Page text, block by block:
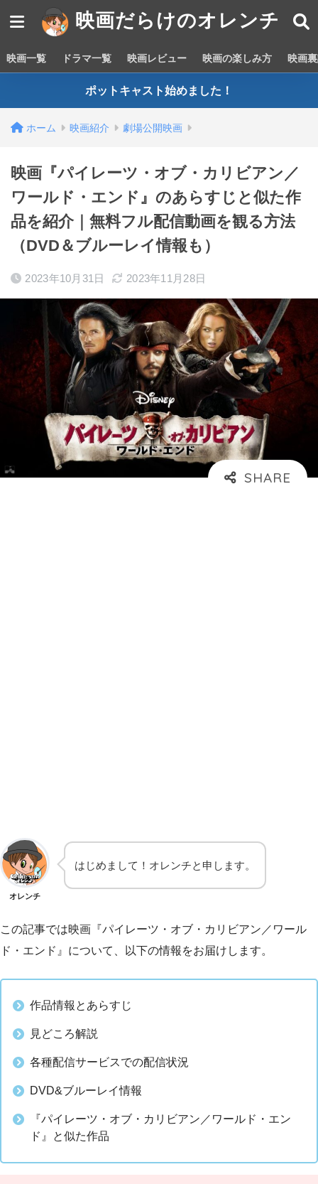
映画だらけのオレンチ
映画一覧 ドラマ一覧 映画レビュー 映画の楽しみ方 映画
ポットキャスト始めました！
ホーム 映画紹介 劇場公開映画
映画『パイレーツ・オブ・カリビアン／
ワールド・エンド』のあらすじと似た作
品を紹介｜無料フル配信動画を観る方法
（DVD＆ブルーレイ情報も）
2023年10月31日 2023年11月28日
オレンチ
はじめまして！オレンチと申します。
この記事では映画『パイレーツ・オブ・カリビアン／ワール
ド・エンド』について、以下の情報をお届けします。
作品情報とあらすじ
見どころ解説
各種配信サービスでの配信状況
DVD&ブルーレイ情報
『パイレーツ・オブ・カリビアン／ワールド・エン
ド』と似た作品